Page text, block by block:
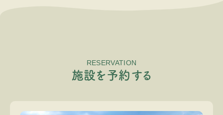
RESERVATION
施設を 予約 する